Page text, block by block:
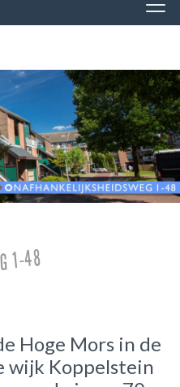
48
Hoge Mors in de
wijk Koppelstein